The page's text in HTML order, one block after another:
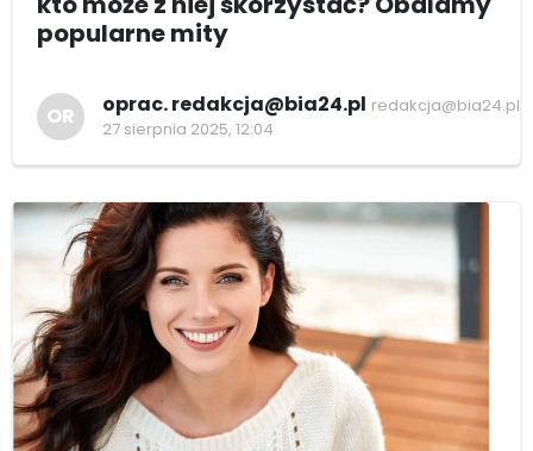
popularne mity
OR oprac. redakcja@bia24.pl redakcja@bia24.pl
27 sierpnia 2025, 12:04